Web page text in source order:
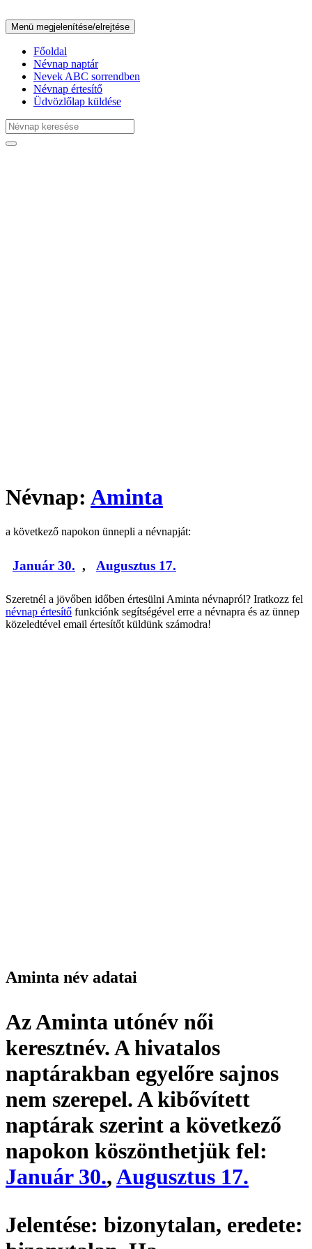
Menü megjelenítése/elrejtése
Főoldal
Névnap naptár
Nevek ABC sorrendben
Névnap értesítő
Üdvözlőlap küldése
Névnap: Aminta
a következő napokon ünnepli a névnapját:
Január 30. , Augusztus 17.
Szeretnél a jövőben időben értesülni Aminta névnapról? Iratkozz fel
névnap értesítő funkciónk segítségével erre a névnapra és az ünnep
közeledtével email értesítőt küldünk számodra!
Aminta név adatai
Az Aminta utónév női
keresztnév. A hivatalos
naptárakban egyelőre sajnos
nem szerepel. A kibővített
naptárak szerint a következő
napokon köszönthetjük fel:
Január 30.,Augusztus 17.
Jelentése: bizonytalan, eredete: